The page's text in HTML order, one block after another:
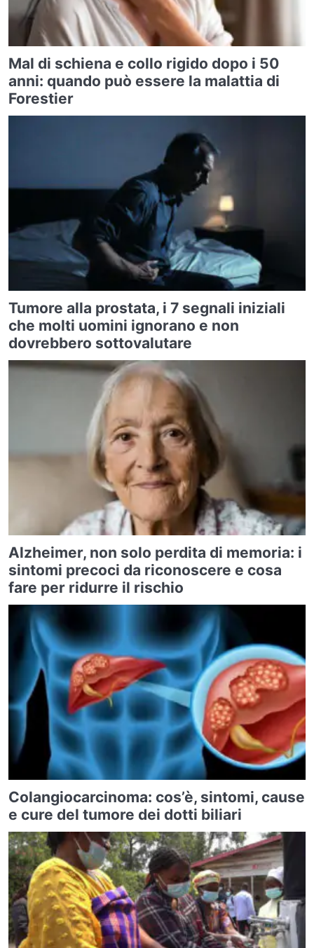
Mal di schiena e collo rigido dopo i 50
anni: quando può essere la malattia di
Forestier
Tumore alla prostata, i 7 segnali iniziali
che molti uomini ignorano e non
dovrebbero sottovalutare
Alzheimer, non solo perdita di memoria: i
sintomi precoci da riconoscere e cosa
fare per ridurre il rischio
Colangiocarcinoma: cos’è, sintomi, cause
e cure del tumore dei dotti biliari